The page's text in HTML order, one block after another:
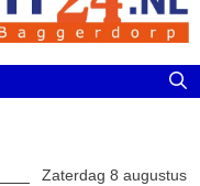
Zaterdag 8 augustus